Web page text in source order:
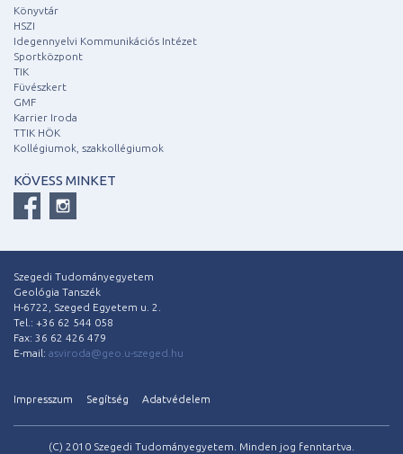
Könyvtár
HSZI
Idegennyelvi Kommunikációs Intézet
Sportközpont
TIK
Füvészkert
GMF
Karrier Iroda
TTIK HÖK
Kollégiumok, szakkollégiumok
KÖVESS MINKET
Szegedi Tudományegyetem
Geológia Tanszék
H-6722, Szeged Egyetem u. 2.
Tel.: +36 62 544 058
Fax: 36 62 426 479
E-mail: asviroda@geo.u-szeged.hu
Impresszum Segítség Adatvédelem
(C) 2010 Szegedi Tudományegyetem. Minden jog fenntartva.